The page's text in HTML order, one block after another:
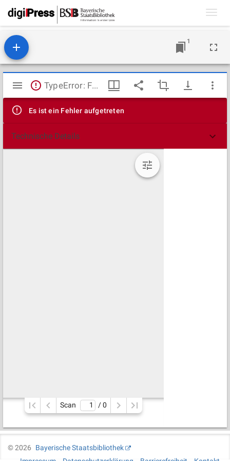
1
Mirador
Viewer
TypeError: Failed to fetch
Es ist ein Fehler aufgetreten
Technische Details
Scan / 0
©2026
Bayerische Staatsbibliothek